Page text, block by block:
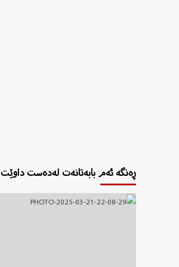
ڕەنگە ئەم بابەتانەت لەدەست داوێت